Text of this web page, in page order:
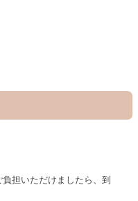
担いただけましたら、到